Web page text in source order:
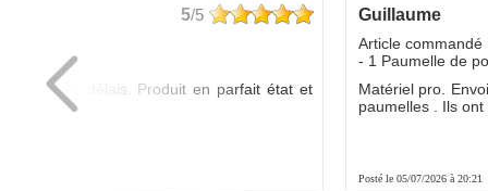
5/5
dans les délais. Produit en parfait état et
guillaume
Posté le 05/07/2026 à 20:21
Article commandé
- 1 Paumelle de
Matériel pro.
paumelles . Ils ont